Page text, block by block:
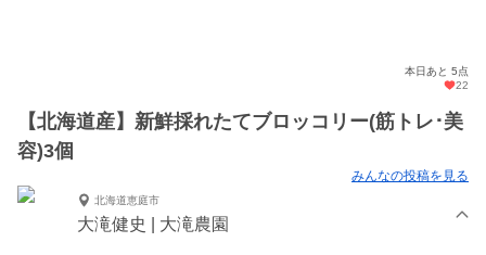
本日あと 5点
22
【北海道産】新鮮採れたてブロッコリー(筋トレ･美
容)3個
みんなの投稿を見る
北海道恵庭市
大滝健史 | 大滝農園